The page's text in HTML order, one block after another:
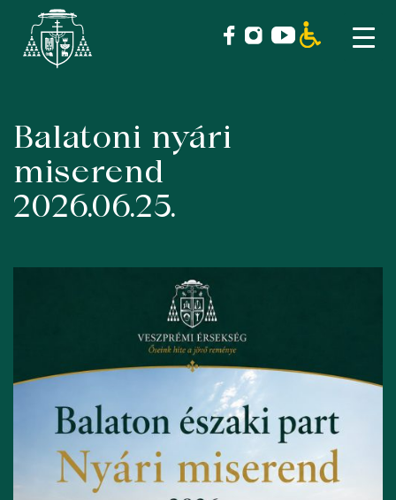
Skip
content
Balatoni nyári
miserend
2026.06.25.